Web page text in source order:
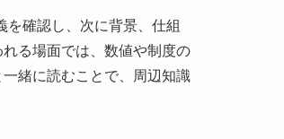
確認し、次に背景、仕組
る場面では、数値や制度の
緒に読むことで、周辺知識